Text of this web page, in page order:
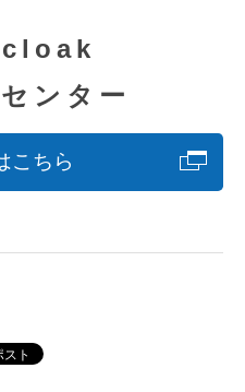
ンター
こちら